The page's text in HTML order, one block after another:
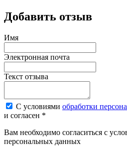
Добавить отзыв
Имя
Электронная почта
Текст отзыва
С условиями обработки
и согласен *
Вам необходимо согласиться с
персональных данных